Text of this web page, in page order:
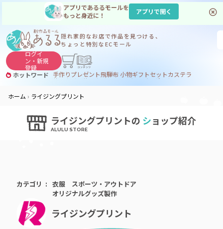
アプリであるるモールを
もっと身近に！
アプリで開く
隠れ家的なお店で作品を見つける、
ちょっと特別なECモール
ログイ
ン・新規
登録
ホットワード 手作りプレゼント飛騨布 小物ギフトセットカステラ
サヌカイト コーヒー
ジンギスカン
ホーム
ライジングプリント
ライジングプリントの ショップ紹介
カテゴリ 衣服
スポーツ・アウトドア
オリジナルグッズ製作
ライジングプリント